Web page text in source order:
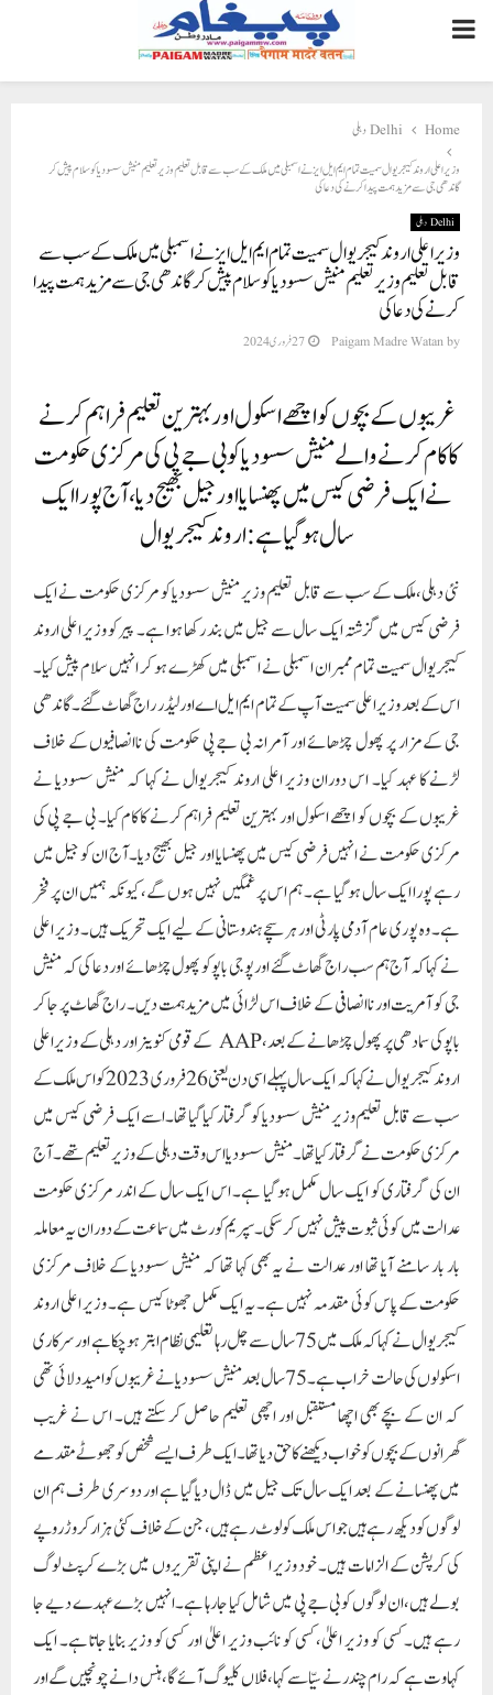
PRIMARY
MENU
Home
Delhi دہلی
وزیر اعلی اروند کیجریوال سمیت تمام ایم ایل ایز نے اسمبلی میں ملک کے سب سے قابل تعلیم وزیر تعلیم منیش سسودیا کو سلام پیش کر
گاندھی جی سے مزید ہمت پیدا کرنے کی دعا کی
Delhi دہلی
وزیر اعلی اروند کیجریوال سمیت تمام ایم ایل ایز نے اسمبلی میں ملک کے سب سے
قابل تعلیم وزیر تعلیم منیش سسودیا کو سلام پیش کر گاندھی جی سے مزید ہمت پیدا
کرنے کی دعا کی
by
Paigam Madre Watan 27 فروری 2024
غریبوں کے بچوں کو اچھے اسکول اور بہترین تعلیم فراہم کرنے
کا کام کرنے والے منیش سسودیا کو بی جے پی کی مرکزی حکومت
نے ایک فرضی کیس میں پھنسایا اور جیل بھیج دیا، آج پورا ایک
سال ہو گیا ہے: اروند کیجریوال
نئی دہلی،ملک کے سب سے قابل تعلیم وزیر منیش سسودیا کو مرکزی حکومت نے ایک
فرضی کیس میں گزشتہ ایک سال سے جیل میں بند رکھا ہوا ہے۔ پیر کو وزیر اعلی اروند
کیجریوال سمیت تمام ممبران اسمبلی نے اسمبلی میں کھڑے ہو کر انہیں سلام پیش کیا۔
اس کے بعد وزیر اعلی سمیت آپ کے تمام ایم ایل اے اور لیڈر راج گھاٹ گئے۔گاندھی
جی کے مزار پر پھول چڑھائے اور آمرانہ بی جے پی حکومت کی ناانصافیوں کے خلاف
لڑنے کا عہد کیا۔ اس دوران وزیر اعلی اروند کیجریوال نے کہا کہ منیش سسودیا نے
غریبوں کے بچوں کو اچھے اسکول اور بہترین تعلیم فراہم کرنے کا کام کیا۔ بی جے پی کی
مرکزی حکومت نے انہیں فرضی کیس میں پھنسایا اور جیل بھیج دیا۔ آج ان کو جیل میں
رہے پورا ایک سال ہو گیا ہے۔ ہم اس پر غمگین نہیں ہوں گے، کیونکہ ہمیں ان پر فخر
ہے۔ وہ پوری عام آدمی پارٹی اور ہر سچے ہندوستانی کے لیے ایک تحریک ہیں۔ وزیر اعلی
نے کہا کہ آج ہم سب راج گھاٹ گئے اور پوجی باپو کو پھول چڑھائے اور دعا کی کہ منیش
جی کو آمریت اور ناانصافی کے خلاف اس لڑائی میں مزید ہمت دیں۔ راج گھاٹ پر جا کر
باپو کی سمادھی پر پھول چڑھانے کے بعد، AAP کے قومی کنوینر اور دہلی کے وزیر اعلی
اروند کیجریوال نے کہا کہ ایک سال پہلے اسی دن یعنی 26 فروری 2023 کو اس ملک کے
سب سے قابل تعلیم وزیر منیش سسودیا کو گرفتار کیا گیا تھا۔ اسے ایک فرضی کیس میں
مرکزی حکومت نے گرفتار کیا تھا۔ منیش سسودیا اس وقت دہلی کے وزیر تعلیم تھے۔ آج
ان کی گرفتاری کو ایک سال مکمل ہو گیا ہے۔ اس ایک سال کے اندر مرکزی حکومت
عدالت میں کوئی ثبوت پیش نہیں کر سکی۔ سپریم کورٹ میں سماعت کے دوران یہ معاملہ
بار بار سامنے آیا تھا اور عدالت نے یہ بھی کہا تھا کہ منیش سسودیا کے خلاف مرکزی
حکومت کے پاس کوئی مقدمہ نہیں ہے۔ یہ ایک مکمل جھوٹا کیس ہے۔ وزیر اعلی اروند
کیجریوال نے کہا کہ ملک میں 75 سال سے چل رہا تعلیمی نظام ابتر ہو چکا ہے اور سرکاری
اسکولوں کی حالت خراب ہے۔ 75 سال بعد منیش سسودیا نے غریبوں کو امید دلائی تھی
کہ ان کے بچے بھی اچھا مستقبل اور اچھی تعلیم حاصل کر سکتے ہیں۔ اس نے غریب
گھرانوں کے بچوں کو خواب دیکھنے کا حق دیا تھا ۔ایک طرف ایسے شخص کو جھوٹے مقدمے
میں پھنسانے کے بعد ایک سال تک جیل میں ڈال دیا گیا ہے اور دوسری طرف ہم ان
لوگوں کو دیکھ رہے ہیں جو اس ملک کو لوٹ رہے ہیں، جن کے خلاف کئی ہزار کروڑ روپے
کی کرپشن کے الزامات ہیں۔ خود وزیر اعظم نے اپنی تقریروں میں بڑے کرپٹ لوگ
بولے ہیں، ان لوگوں کو بی جے پی میں شامل کیا جارہا ہے۔انہیں بڑے عہدے دیے جا
رہے ہیں۔ کسی کو وزیر اعلیٰ، کسی کو نائب وزیر اعلیٰ اور کسی کو وزیر بنایا جاتا ہے۔ ایک
کہاوت ہے کہ رام چندر نے سیّا سے کہا، فلاں کلیوگ آئے گا، ہنس دانے چونچیں گے اور